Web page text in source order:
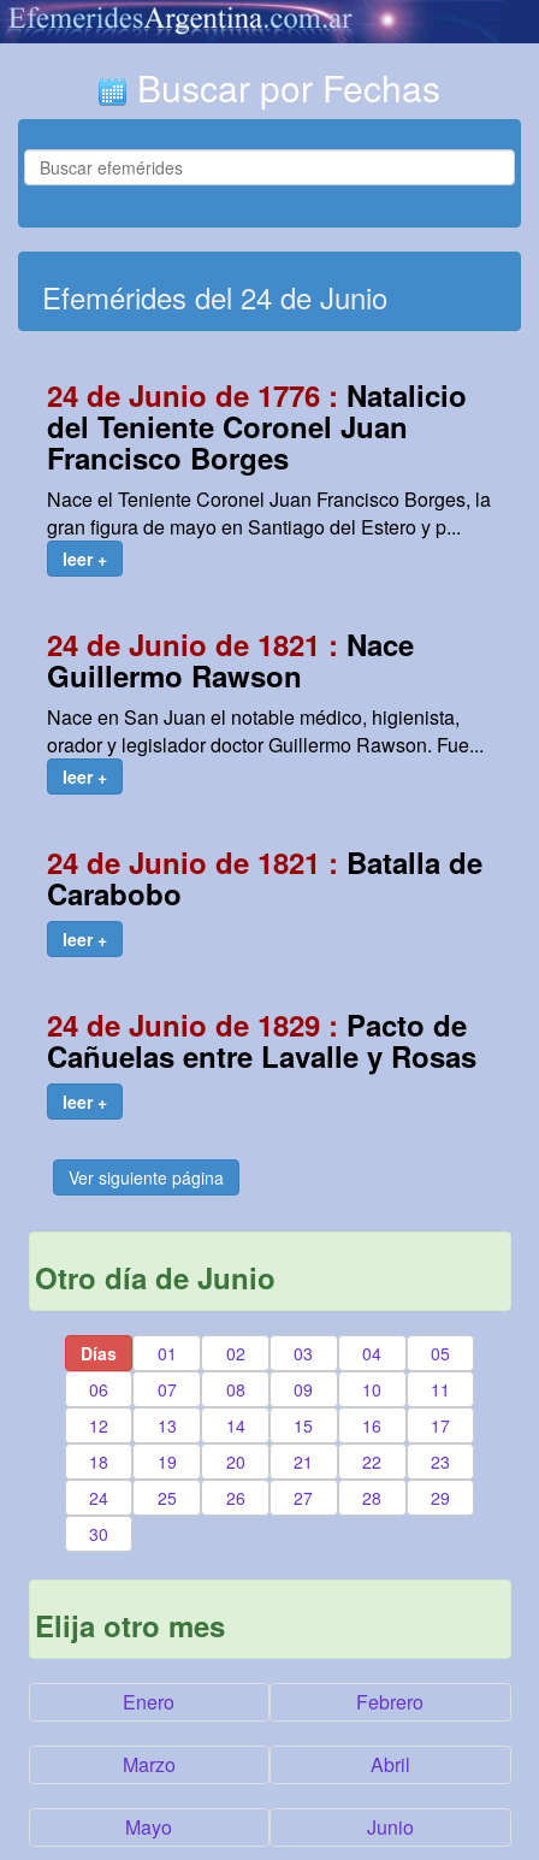
Buscar por Fechas
Efemérides del 24 de Junio
24 de Junio de 1776 : Natalicio
del Teniente Coronel Juan
Francisco Borges
Nace el Teniente Coronel Juan Francisco Borges, la
gran figura de mayo en Santiago del Estero y p...
leer +
24 de Junio de 1821 : Nace
Guillermo Rawson
Nace en San Juan el notable médico, higienista,
orador y legislador doctor Guillermo Rawson. Fue...
leer +
24 de Junio de 1821 : Batalla de
Carabobo
leer +
24 de Junio de 1829 : Pacto de
Cañuelas entre Lavalle y Rosas
leer +
Ver siguiente página
Otro día de Junio
Días 01 02 03 04
05
06
07 08 09 10
11
12
13 14 15 16
17
18
19 20 21 22
23
24
25 26 27 28
29
30
Elija otro mes
Enero Febrero
Marzo Abril
Mayo Junio